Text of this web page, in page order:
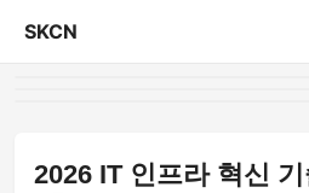
SKCN
2026 IT 인프라 혁신